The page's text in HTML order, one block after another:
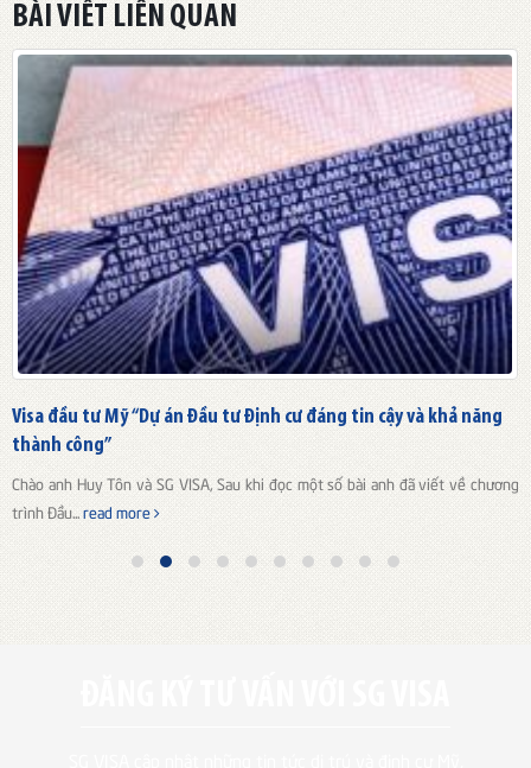
BÀI VIẾT LIÊN QUAN
Visa đầu tư Mỹ “Dự án Đầu tư Định cư đáng tin cậy và khả năng
thành công”
Chào anh Huy Tôn và SG VISA, Sau khi đọc một số bài anh đã viết về chương
trình Đầu...read more